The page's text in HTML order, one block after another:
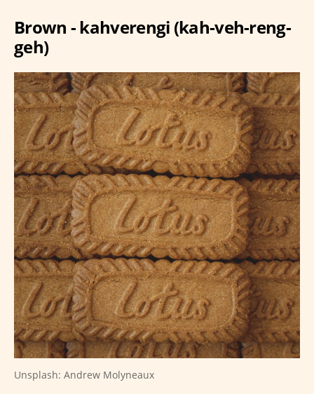
Brown - kahverengi (kah-veh-reng-
geh)
Unsplash: Andrew Molyneaux